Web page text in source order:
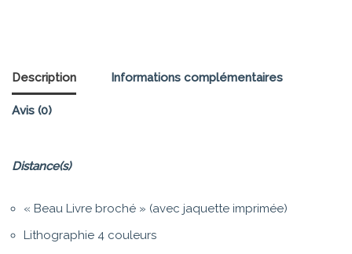
Description Informations complémentaires
Avis (0)
Distance(s)
« Beau Livre broché » (avec jaquette imprimée)
Lithographie 4 couleurs